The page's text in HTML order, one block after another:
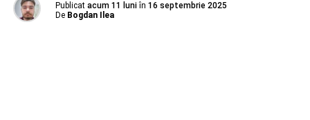
Publicat acum 11 luni în 16 septembrie 2025
De Bogdan Ilea